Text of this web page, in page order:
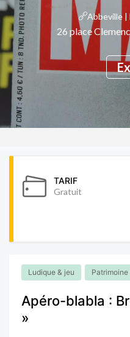
Abbeville |
26 place
TARIF
Gratuit
Ludique & jeu
Apéro-blabla :
»